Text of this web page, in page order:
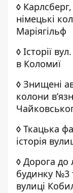
◊ Карлсберг,
німецькі
Маріягільф
◊ Історії
в Коломиї
◊ Знищені
колони
◊ Ткацька
історія
◊ Дорога до
будинку №3
вулиці